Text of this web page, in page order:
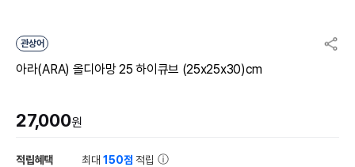
관상어
아라(ARA) 올디아망 25 하이큐브 (25x25x30)cm
27,000원
적립혜택 최대150점 적립